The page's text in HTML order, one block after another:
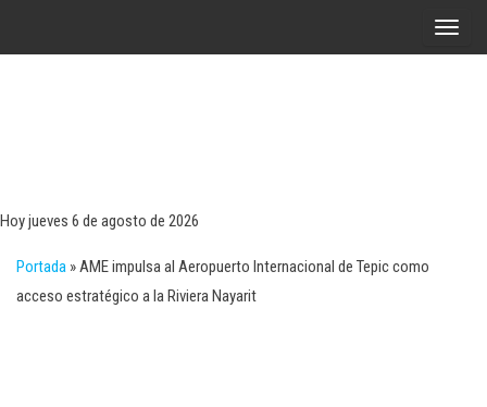
A
Hoy jueves 6 de agosto de 2026
Portada »AME impulsa al Aeropuerto Internacional de Tepic como
acceso estratégico a la Riviera Nayarit